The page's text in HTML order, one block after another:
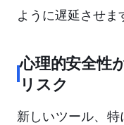
ように遅延させま
心理的安全性
リスク
新しいツール、特